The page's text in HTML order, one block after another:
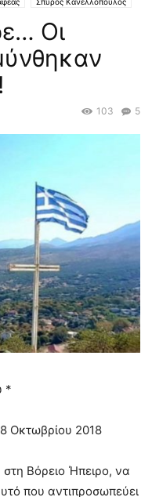
Οι
5
103
*
Οκτωβρίου 2018
Βόρειο Ήπειρο, να
που αντιπροσωπεύει